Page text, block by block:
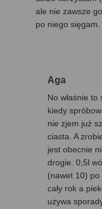
ale nie zawsze
po niego sięgam.
Aga
No właśnie to
kiedy
nie zjem już
ciasta. A
jest obecnie
drogie. 0,5l
(nawet 10) po
cały rok a
używa